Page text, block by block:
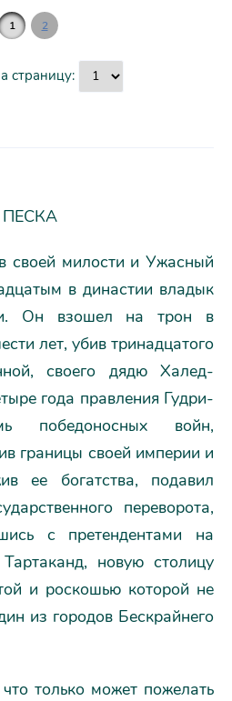
1 2
страницу:
своей милости и Ужасный
в династии владык
Он взошел на трон в
лет, убив тринадцатого
своего дядю Халед-
года правления Гудри-
победоносных войн,
границы своей империи и
ее богатства, подавил
переворота,
с претендентами на
новую столицу
и роскошью которой не
из городов Бескрайнего
только может пожелать